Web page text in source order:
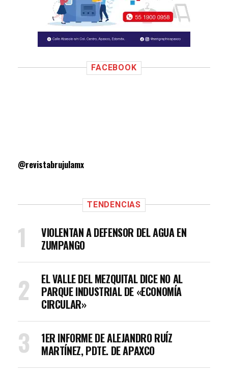
FACEBOOK
@revistabrujulamx
TENDENCIAS
VIOLENTAN A DEFENSOR DEL AGUA EN
ZUMPANGO
EL VALLE DEL MEZQUITAL DICE NO AL
PARQUE INDUSTRIAL DE «ECONOMÍA
CIRCULAR»
1ER INFORME DE ALEJANDRO RUÍZ
MARTÍNEZ, PDTE. DE APAXCO